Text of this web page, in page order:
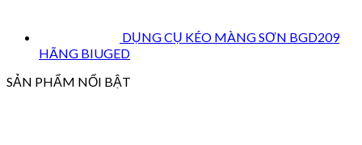
DỤNG CỤ KÉO MÀNG SƠN BGD209
HÃNG BIUGED
SẢN PHẨM NỔI BẬT